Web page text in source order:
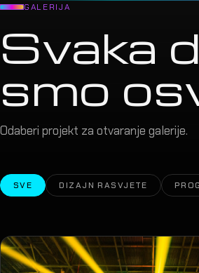
GALERIJA
Svaka
smo
Odaberi projekt za otvaranje galerije.
SVE DIZAJN RASVJETE